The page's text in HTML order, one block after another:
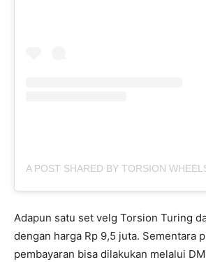
Adapun satu set velg Torsion Turing
dengan harga Rp 9,5 juta. Sementara
pembayaran bisa dilakukan melalui